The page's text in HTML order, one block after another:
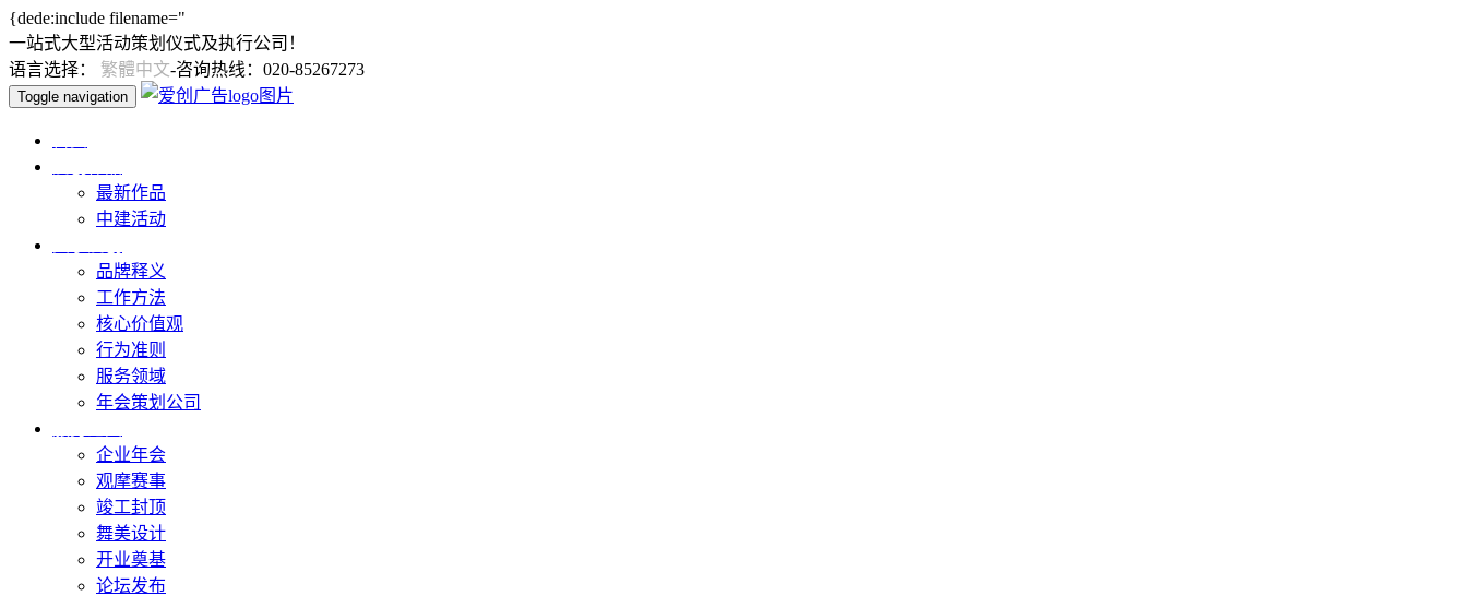
{dede:include filename="
一站式大型活动策划仪式及执行公司！
语言选择： 繁體中文-咨询热线：020-85267273
Toggle navigation
最新作品
中建活动
品牌释义
工作方法
核心价值观
行为准则
服务领域
年会策划公司
企业年会
观摩赛事
竣工封顶
舞美设计
开业奠基
论坛发布